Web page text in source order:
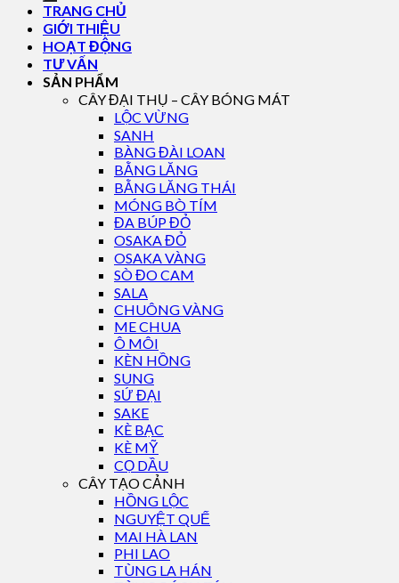
TRANG CHỦ
GIỚI THIỆU
HOẠT ĐỘNG
TƯ VẤN
SẢN PHẨM
CÂY ĐẠI THỤ – CÂY BÓNG MÁT
LỘC VỪNG
SANH
BÀNG ĐÀI LOAN
BẰNG LĂNG
BẰNG LĂNG THÁI
MÓNG BÒ TÍM
ĐA BÚP ĐỎ
OSAKA ĐỎ
OSAKA VÀNG
SÒ ĐO CAM
SALA
CHUÔNG VÀNG
ME CHUA
Ô MÔI
KÈN HỒNG
SUNG
SỨ ĐẠI
SAKE
KÈ BẠC
KÈ MỸ
CỌ DẦU
CÂY TẠO CẢNH
HỒNG LỘC
NGUYỆT QUẾ
MAI HÀ LAN
PHI LAO
TÙNG LA HÁN